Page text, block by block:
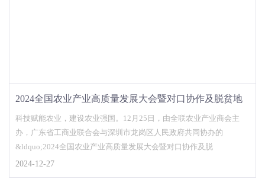
2024全国农业产业高质量发展大会暨对口协作及脱贫地
区产销对接会成功举办
科技赋能农业，建设农业强国。12月25日，由全联农业产业商会主
办，广东省工商业联合会与深圳市龙岗区人民政府共同协办的
&ldquo;2024全国农业产业高质量发展大会暨对口协作及脱
2024-12-27